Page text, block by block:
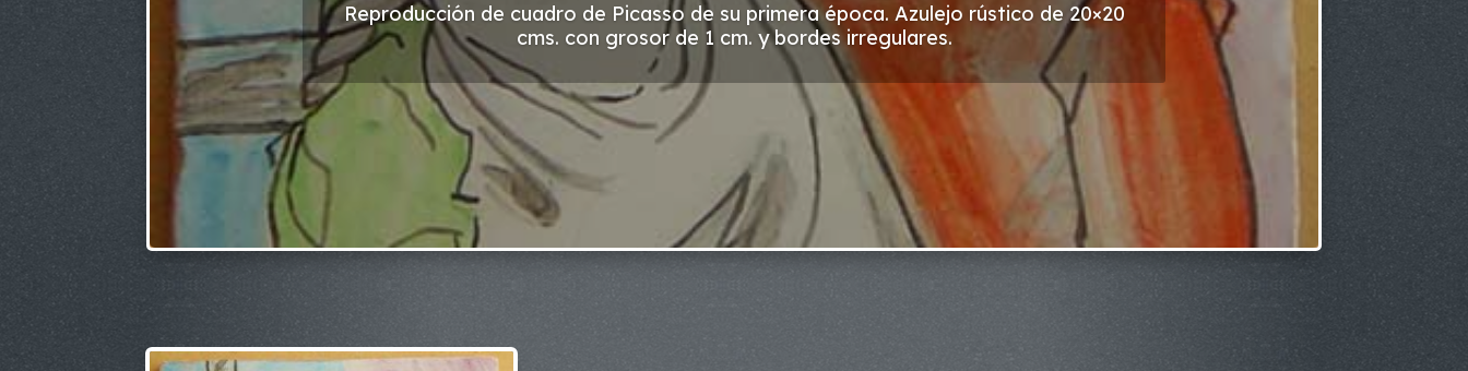
Reproducción de cuadro de Picasso de su primera época. Azulejo rústico de 20×20
cms. con grosor de 1 cm. y bordes irregulares.